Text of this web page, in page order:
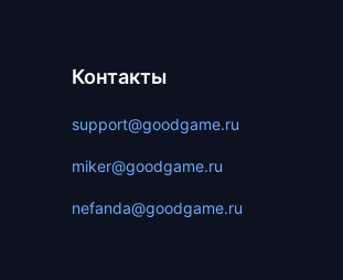
Контакты
support@goodgame.ru
miker@goodgame.ru
nefanda@goodgame.ru